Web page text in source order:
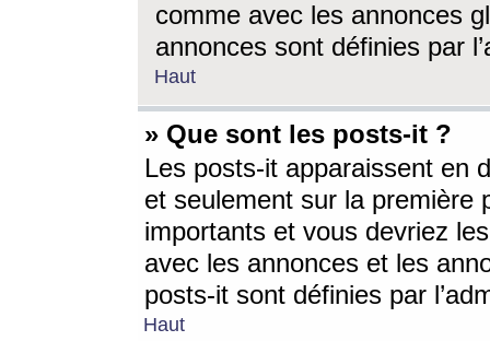
comme avec les annonces
annonces sont définies par
Haut
» Que sont les posts-it ?
Les posts-it apparaissent en
et seulement sur la première
importants et vous devriez
avec les annonces et les
posts-it sont définies par
Haut